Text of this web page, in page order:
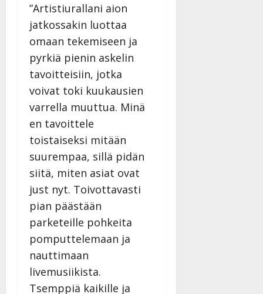
”Artistiurallani aion
jatkossakin luottaa
omaan tekemiseen ja
pyrkiä pienin askelin
tavoitteisiin, jotka
voivat toki kuukausien
varrella muuttua. Minä
en tavoittele
toistaiseksi mitään
suurempaa, sillä pidän
siitä, miten asiat ovat
just nyt. Toivottavasti
pian päästään
parketeille pohkeita
pomputtelemaan ja
nauttimaan
livemusiikista.
Tsemppiä kaikille ja